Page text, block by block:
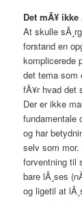
Det mÃ¥ ikke
At skulle
forstand en
komplicerede
det tema som
fÃ¥r hvad det
Der er ikke
fundamentale
og har
selv som mor.
forventning til
bare lÃ¸ses
og ligetil at